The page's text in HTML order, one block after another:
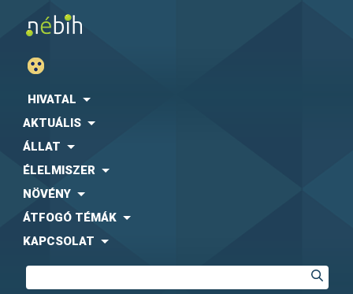
HIVATAL
AKTUÁLIS
ÁLLAT
ÉLELMISZER
NÖVÉNY
ÁTFOGÓ TÉMÁK
KAPCSOLAT